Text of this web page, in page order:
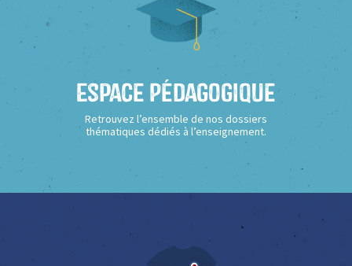
Espace Pédagogique
Retrouvez l’ensemble de nos dossiers
thématiques dédiés à l’enseignement.